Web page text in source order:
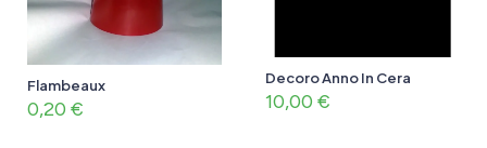
Flambeaux
0,20 €
Decoro Anno In Cera
10,00 €